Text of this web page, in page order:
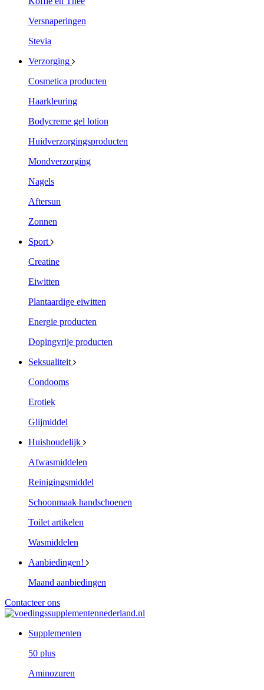
Versnaperingen
Stevia
Verzorging
Cosmetica producten
Haarkleuring
Bodycreme gel lotion
Huidverzorgingsproducten
Mondverzorging
Nagels
Aftersun
Zonnen
Sport
Creatine
Eiwitten
Plantaardige eiwitten
Energie producten
Dopingvrije producten
Seksualiteit
Condooms
Erotiek
Glijmiddel
Huishoudelijk
Afwasmiddelen
Reinigingsmiddel
Schoonmaak handschoenen
Toilet artikelen
Wasmiddelen
Aanbiedingen!
Maand aanbiedingen
Contacteer ons
Supplementen
50 plus
Aminozuren